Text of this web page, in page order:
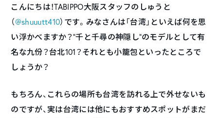
こんにちは！TABIPPO大阪スタッフのしゅうと
（@shuuutt410）です。みなさんは「台湾」といえば何を思
い浮かべますか？”千と千尋の神隠し”のモデルとして有
名な九份？台北101？それとも小籠包といったところで
しょうか？
もちろん、これらの場所も台湾を訪れる上で外せないも
のですが、実は台湾には他にもおすすめスポットがまだ